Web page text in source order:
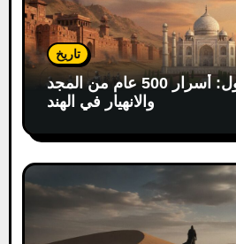
تاريخ
إمبراطورية المغول: أسرار 500 عام من المجد
والانهيار في الهند